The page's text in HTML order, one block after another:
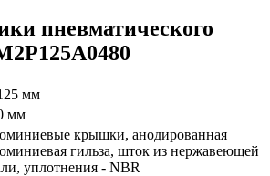
пневматического
мм
мм
крышки, анодированная
гильза, шток из нержавеющей
уплотнения - NBR